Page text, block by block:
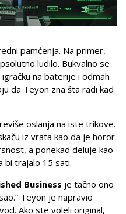
pamćenja. Na primer,
ludilo. Bukvalno se
na baterije i odmah
da Teyon zna šta radi kad
oslanja na iste trikove.
iz vrata kao da je horor
a ponekad deluje kao
bi trajalo 15 sati.
Business je tačno ono
Teyon je napravio
Ako ste voleli original,